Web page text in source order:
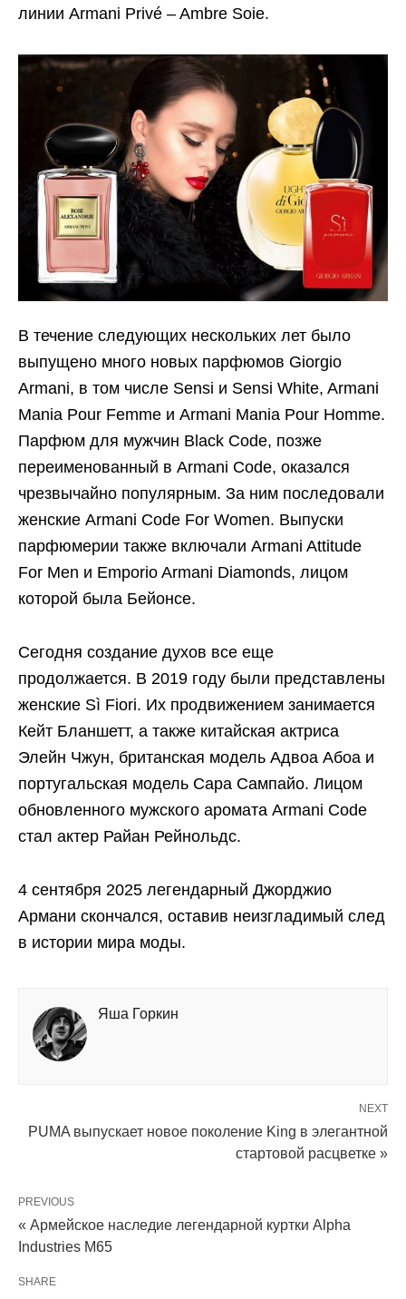
линии Armani Privé – Ambre Soie.
В течение следующих нескольких лет было
выпущено много новых парфюмов Giorgio
Armani, в том числе Sensi и Sensi White, Armani
Mania Pour Femme и Armani Mania Pour Homme.
Парфюм для мужчин Black Code, позже
переименованный в Armani Code, оказался
чрезвычайно популярным. За ним последовали
женские Armani Code For Women. Выпуски
парфюмерии также включали Armani Attitude
For Men и Emporio Armani Diamonds, лицом
которой была Бейонсе.
Сегодня создание духов все еще
продолжается. В 2019 году были представлены
женские Sì Fiori. Их продвижением занимается
Кейт Бланшетт, а также китайская актриса
Элейн Чжун, британская модель Адвоа Абоа и
португальская модель Сара Сампайо. Лицом
обновленного мужского аромата Armani Code
стал актер Райан Рейнольдс.
4 сентября 2025 легендарный Джорджио
Армани скончался, оставив неизгладимый след
в истории мира моды.
Яша Горкин
NEXT
PUMA выпускает новое поколение King в элегантной
стартовой расцветке »
PREVIOUS
« Армейское наследие легендарной куртки Alpha
Industries M65
SHARE